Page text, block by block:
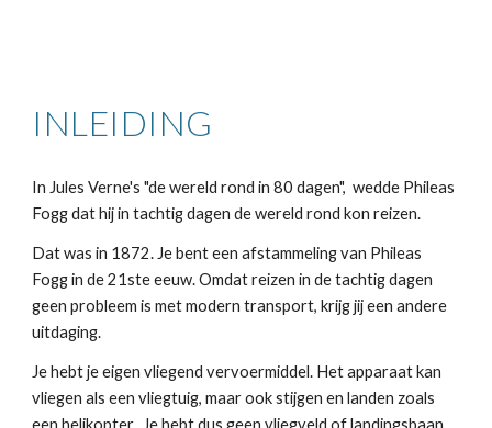
INLEIDING
In Jules Verne's "de wereld rond in 80 dagen",  wedde Phileas
Fogg dat hij in tachtig dagen de wereld rond kon reizen.
Dat was in 1872. Je bent een afstammeling van Phileas
Fogg in de 21ste eeuw. Omdat reizen in de tachtig dagen
geen probleem is met modern transport, krijg jij een andere
uitdaging.
Je hebt je eigen vliegend vervoermiddel. Het apparaat kan
vliegen als een vliegtuig, maar ook stijgen en landen zoals
een helikopter.  Je hebt dus geen vliegveld of landingsbaan